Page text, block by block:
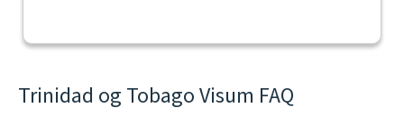
Trinidad og Tobago Visum FAQ